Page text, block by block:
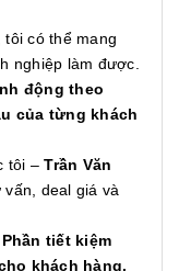
có thể mang
nghiệp làm được.
động theo
của từng khách
tôi –Trần Văn
deal giá và
tiết kiệm
khách hàng.